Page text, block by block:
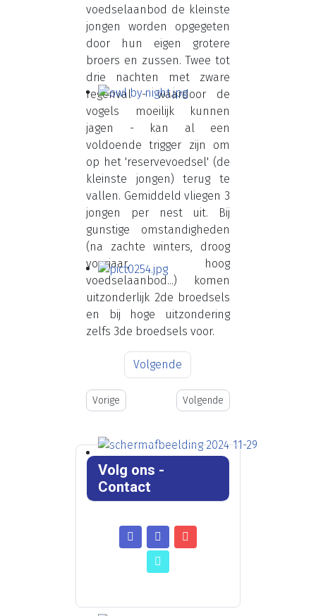
voedselaanbod de kleinste
jongen worden opgegeten
door hun eigen grotere
broers en zussen. Twee tot
drie nachten met zware
regenval - waardoor de
vogels moeilijk kunnen
jagen - kan al een
voldoende trigger zijn om
op het 'reservevoedsel' (de
kleinste jongen) terug te
vallen. Gemiddeld vliegen 3
jongen per nest uit. Bij
gunstige omstandigheden
(na zachte winters, droog
voorjaar, hoog
voedselaanbod...) komen
uitzonderlijk 2de broedsels
en bij hoge uitzondering
zelfs 3de broedsels voor.
Volgende
Vorig artikel: Contact
Vorige Volgende artikel: Steun onze
Volgende
Volg ons -
Contact